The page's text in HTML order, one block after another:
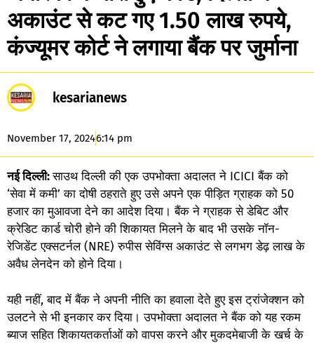
अकाउंट से कट गए 1.50 लाख रुपये,
कंज्यूमर कोर्ट ने लगाया बैंक पर जुर्माना
kesarianews
November 17, 20246:14 pm
नई दिल्ली:साउथ दिल्ली की एक उपभोक्ता अदालत ने ICICI बैंक को
‘सेवा में कमी’ का दोषी ठहराते हुए उसे अपने एक पीड़ित ग्राहक को 50
हजार का मुआवजा देने का आदेश दिया। बैंक ने ग्राहक से डेबिट और
क्रेडिट कार्ड चोरी होने की शिकायत मिलने के बाद भी उसके नॉन-
रेजिडेंट एक्सटर्नल (NRE) रुपीस सेविंग्स अकाउंट से लगभग डेढ़ लाख के
अवैध लेनदेन को होने दिया।
यही नहीं, बाद में बैंक ने अपनी नीति का हवाला देते हुए इस ट्रांजेक्शन को
उलटने से भी इनकार कर दिया। उपभोक्ता अदालत ने बैंक को यह रकम
ब्याज सहित शिकायतकर्ताओं को वापस करने और मुकदमेबाजी के खर्च के